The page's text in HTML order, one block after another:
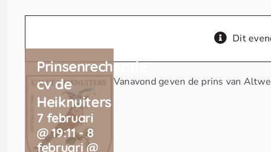
Dit
Prinsenrecheptie
cv de
Heiknuiters
7 februari
@ 19:11-8
februari @
Vanavond geven de prins van